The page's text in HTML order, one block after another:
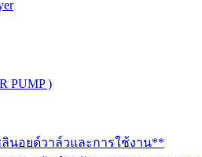
PUMP )
อยด์วาล์วและการใช้งาน**